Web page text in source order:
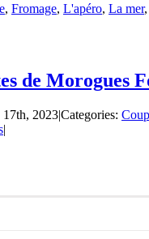
, Fromage, L'apéro, La mer,
de Morogues
2023|Categories:
|